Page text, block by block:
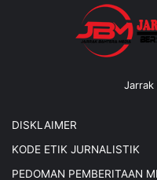
Jarrak
DISKLAIMER
KODE ETIK JURNALISTIK
PEDOMAN PEMBERITAAN